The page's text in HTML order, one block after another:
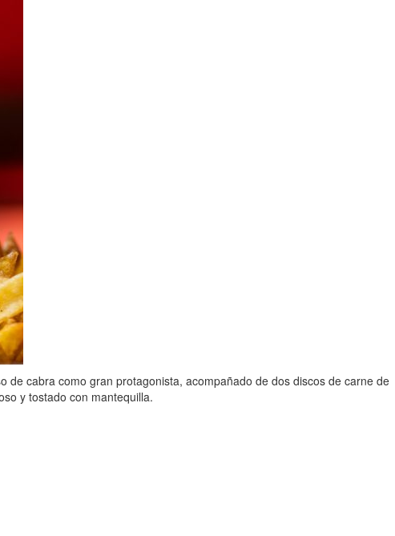
cabra como gran protagonista, acompañado de dos discos de carne de
y tostado con mantequilla.